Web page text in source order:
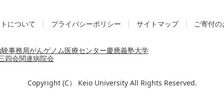
について プライバシーポリシー サイトマップ ご寄付
事務局がんゲノム医療センター慶應義塾大学
四会関連病院会
Copyright (C） Keio University All Rights Reserved.